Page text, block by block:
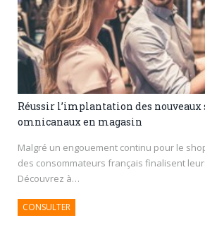
Réussir l’implantation des nouveaux
omnicanaux en magasin
Malgré un engouement continu pour le
des consommateurs français finalisent
Découvrez à…
CONSULTER